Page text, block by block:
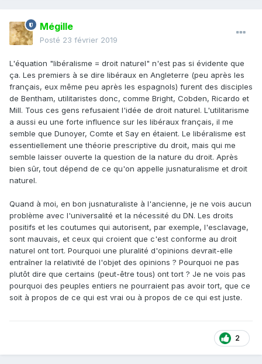
Mégille
Posté 23 février 2019
L'équation "libéralisme = droit naturel" n'est pas si évidente que
ça. Les premiers à se dire libéraux en Angleterre (peu après les
français, eux même peu après les espagnols) furent des disciples
de Bentham, utilitaristes donc, comme Bright, Cobden, Ricardo et
Mill. Tous ces gens refusaient l'idée de droit naturel. L'utilitarisme
a aussi eu une forte influence sur les libéraux français, il me
semble que Dunoyer, Comte et Say en étaient. Le libéralisme est
essentiellement une théorie prescriptive du droit, mais qui me
semble laisser ouverte la question de la nature du droit. Après
bien sûr, tout dépend de ce qu'on appelle jusnaturalisme et droit
naturel.
Quand à moi, en bon jusnaturaliste à l'ancienne, je ne vois aucun
problème avec l'universalité et la nécessité du DN. Les droits
positifs et les coutumes qui autorisent, par exemple, l'esclavage,
sont mauvais, et ceux qui croient que c'est conforme au droit
naturel ont tort. Pourquoi une pluralité d'opinions devrait-elle
entraîner la relativité de l'objet des opinions ? Pourquoi ne pas
plutôt dire que certains (peut-être tous) ont tort ? Je ne vois pas
pourquoi des peuples entiers ne pourraient pas avoir tort, que ce
soit à propos de ce qui est vrai ou à propos de ce qui est juste.
2